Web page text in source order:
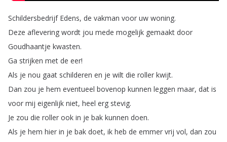
Schildersbedrijf Edens, de vakman voor uw woning.
Deze aflevering wordt jou mede mogelijk gemaakt door
Goudhaantje kwasten.
Ga strijken met de eer!
Als je nou gaat schilderen en je wilt die roller kwijt.
Dan zou je hem eventueel bovenop kunnen leggen maar, dat is
voor mij eigenlijk niet, heel erg stevig.
Je zou die roller ook in je bak kunnen doen.
Als je hem hier in je bak doet, ik heb de emmer vrij vol, dan zou